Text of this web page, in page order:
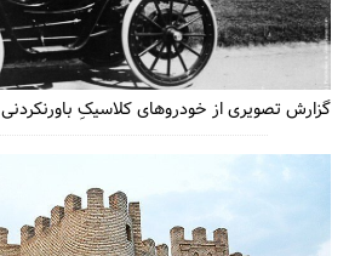
گزارش تصویری از خودروهای کلاسیکِ باورنکردنی